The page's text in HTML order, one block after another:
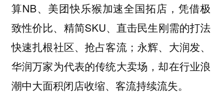
算NB、美团快乐猴加速全国拓店，凭借极
致性价比、精简SKU、直击民生刚需的打法
快速扎根社区、抢占客流；永辉、大润发、
华润万家为代表的传统大卖场，却在行业浪
潮中大面积闭店收缩、客流持续流失。